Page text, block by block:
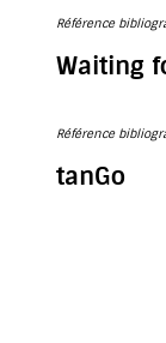
Référence
Waiting
Référence
tanGo